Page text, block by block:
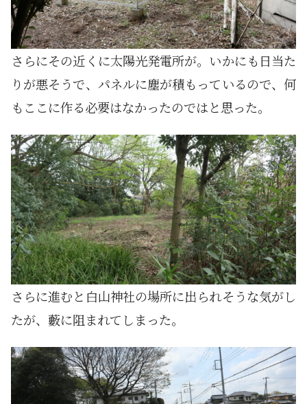
さらにその近くに太陽光発電所が。いかにも日当た
りが悪そうで、パネルに塵が積もっているので、何
もここに作る必要はなかったのではと思った。
さらに進むと白山神社の場所に出られそうな気がし
たが、藪に阻まれてしまった。